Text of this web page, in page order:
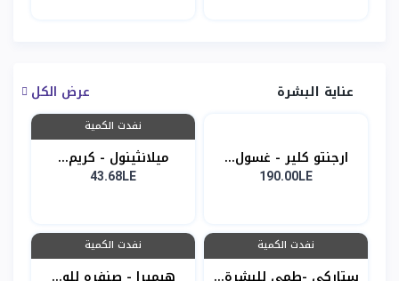
عناية البشرة عرض الكل
ارجنتو كلير - غسول...
190.00LE
نفدت الكمية
ميلانثينول - كريم...
43.68LE
نفدت الكمية نفدت الكمية